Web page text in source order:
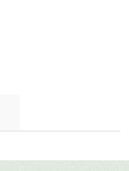
2024-02-06